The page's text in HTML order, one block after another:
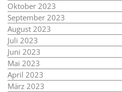
Oktober 2023
September 2023
August 2023
Juli 2023
Juni 2023
Mai 2023
April 2023
März 2023